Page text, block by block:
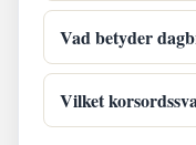
Vad betyder
Vilket